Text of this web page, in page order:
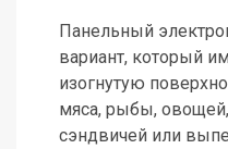
Панельный
вариант, который
изогнутую
мяса, рыбы,
сэндвичей или